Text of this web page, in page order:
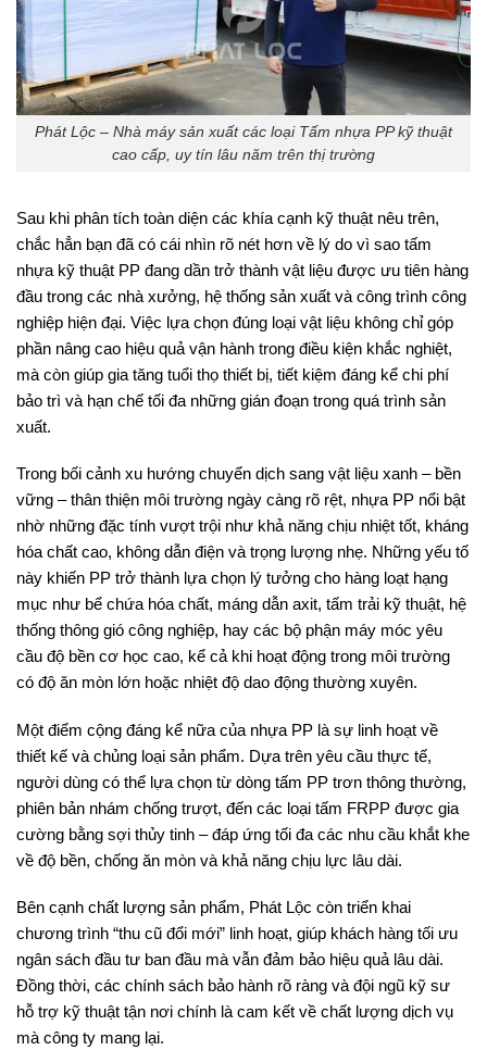
Phát Lộc – Nhà máy sản xuất các loại Tấm nhựa PP kỹ thuật
cao cấp, uy tín lâu năm trên thị trường
Sau khi phân tích toàn diện các khía cạnh kỹ thuật nêu trên,
chắc hẳn bạn đã có cái nhìn rõ nét hơn về lý do vì sao tấm
nhựa kỹ thuật PP đang dần trở thành vật liệu được ưu tiên hàng
đầu trong các nhà xưởng, hệ thống sản xuất và công trình công
nghiệp hiện đại. Việc lựa chọn đúng loại vật liệu không chỉ góp
phần nâng cao hiệu quả vận hành trong điều kiện khắc nghiệt,
mà còn giúp gia tăng tuổi thọ thiết bị, tiết kiệm đáng kể chi phí
bảo trì và hạn chế tối đa những gián đoạn trong quá trình sản
xuất.
Trong bối cảnh xu hướng chuyển dịch sang vật liệu xanh – bền
vững – thân thiện môi trường ngày càng rõ rệt, nhựa PP nổi bật
nhờ những đặc tính vượt trội như khả năng chịu nhiệt tốt, kháng
hóa chất cao, không dẫn điện và trọng lượng nhẹ. Những yếu tố
này khiến PP trở thành lựa chọn lý tưởng cho hàng loạt hạng
mục như bể chứa hóa chất, máng dẫn axit, tấm trải kỹ thuật, hệ
thống thông gió công nghiệp, hay các bộ phận máy móc yêu
cầu độ bền cơ học cao, kể cả khi hoạt động trong môi trường
có độ ăn mòn lớn hoặc nhiệt độ dao động thường xuyên.
Một điểm cộng đáng kể nữa của nhựa PP là sự linh hoạt về
thiết kế và chủng loại sản phẩm. Dựa trên yêu cầu thực tế,
người dùng có thể lựa chọn từ dòng tấm PP trơn thông thường,
phiên bản nhám chống trượt, đến các loại tấm FRPP được gia
cường bằng sợi thủy tinh – đáp ứng tối đa các nhu cầu khắt khe
về độ bền, chống ăn mòn và khả năng chịu lực lâu dài.
Bên cạnh chất lượng sản phẩm, Phát Lộc còn triển khai
chương trình “thu cũ đổi mới” linh hoạt, giúp khách hàng tối ưu
ngân sách đầu tư ban đầu mà vẫn đảm bảo hiệu quả lâu dài.
Đồng thời, các chính sách bảo hành rõ ràng và đội ngũ kỹ sư
hỗ trợ kỹ thuật tận nơi chính là cam kết về chất lượng dịch vụ
mà công ty mang lại.